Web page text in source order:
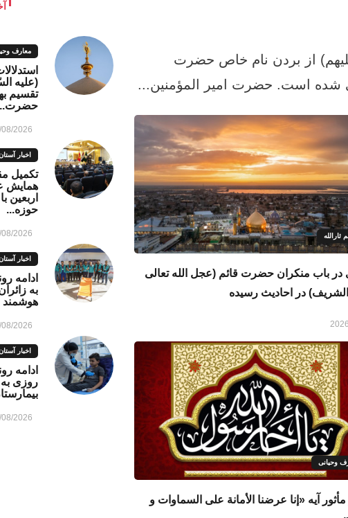
از بردن نام خاص حضرت
شده است. حضرت امير المؤمنين...
ثارالله
در باب منکران حضرت قائم (عجل الله تعالی
در احادیث رسیده
وحیانی
آیه «إنا عرضنا الأمانة على السماوات و
معارف
(علیه
تقسیم
2026
اخبار
تکمیل
همایش
حوزه...
2026
اخبار
ادامه
به
هوشمند
2026
اخبار
ادامه
روزی به
2026